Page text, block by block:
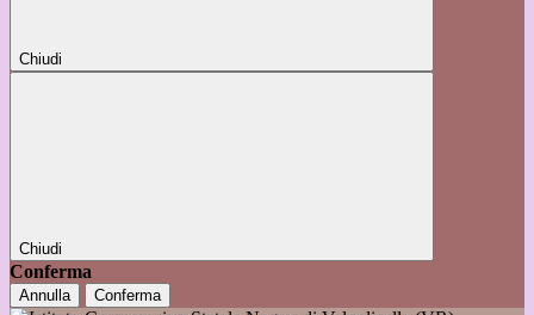
Chiudi
Chiudi
Conferma
Annulla Conferma